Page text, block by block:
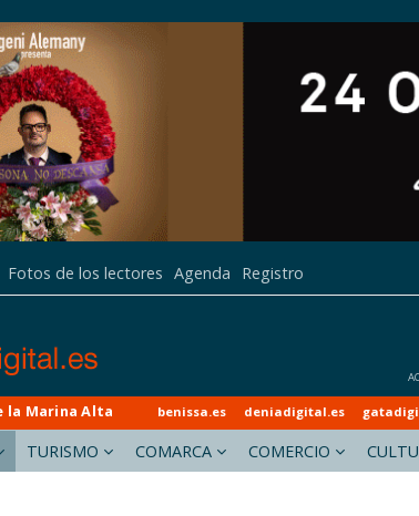
Fotos de los lectores Agenda Registro
la Marina Alta benissa.es deniadigital.es
TURISMO COMARCA COMERCIO